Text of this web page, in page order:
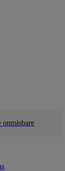
onmisbare